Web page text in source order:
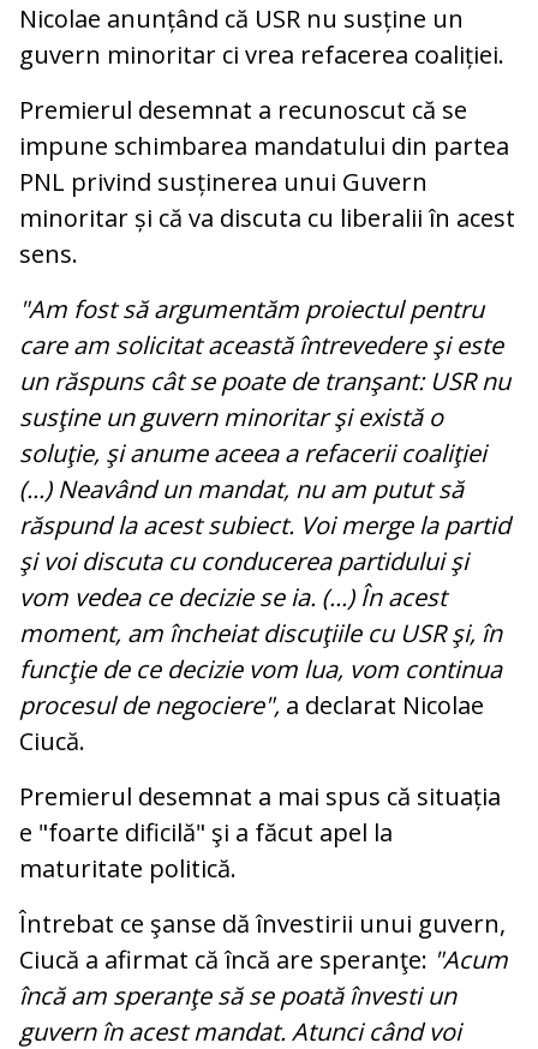
Nicolae anunțând că USR nu susține un
guvern minoritar ci vrea refacerea coaliției.
Premierul desemnat a recunoscut că se
impune schimbarea mandatului din partea
PNL privind susținerea unui Guvern
minoritar și că va discuta cu liberalii în acest
sens.
"Am fost să argumentăm proiectul pentru
care am solicitat această întrevedere şi este
un răspuns cât se poate de tranşant: USR nu
susţine un guvern minoritar şi există o
soluţie, şi anume aceea a refacerii coaliţiei
(...) Neavând un mandat, nu am putut să
răspund la acest subiect. Voi merge la partid
şi voi discuta cu conducerea partidului şi
vom vedea ce decizie se ia. (...) În acest
moment, am încheiat discuţiile cu USR şi, în
funcţie de ce decizie vom lua, vom continua
procesul de negociere", a declarat Nicolae
Ciucă.
Premierul desemnat a mai spus că situația
e "foarte dificilă" şi a făcut apel la
maturitate politică.
Întrebat ce şanse dă învestirii unui guvern,
Ciucă a afirmat că încă are speranţe: "Acum
încă am speranţe să se poată învesti un
guvern în acest mandat. Atunci când voi